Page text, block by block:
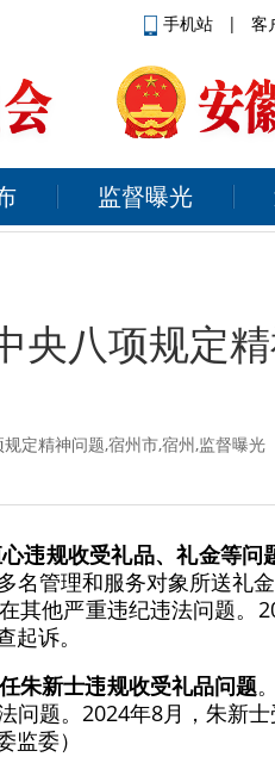
手机站 | 客
监督曝光
央八项规定
定精神问题,宿州市,宿州,监督曝
违规收受礼品、礼金等问
管理和服务对象所送礼
其他严重违纪违法问题。
诉。
朱新士违规收受礼品问题
题。2024年8月，朱新
委）